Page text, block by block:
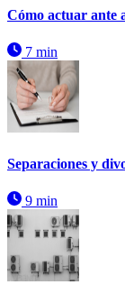
Cómo actuar ante
7 min
Separaciones y
9 min